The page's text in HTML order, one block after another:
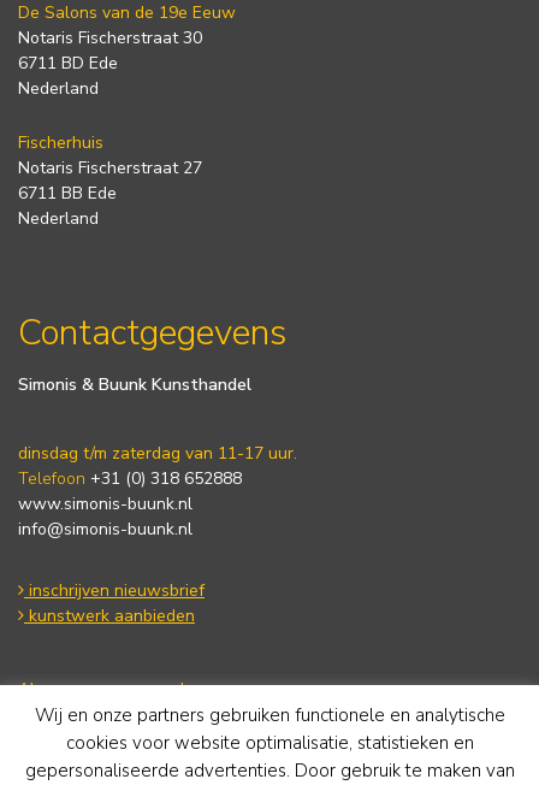
De Salons van de 19e Eeuw
Notaris Fischerstraat 30
6711 BD Ede
Nederland
Fischerhuis
Notaris Fischerstraat 27
6711 BB Ede
Nederland
Contactgegevens
Simonis & Buunk Kunsthandel
dinsdag t/m zaterdag van 11-17 uur.
Telefoon +31 (0) 318 652888
www.simonis-buunk.nl
info@simonis-buunk.nl
inschrijven nieuwsbrief
kunstwerk aanbieden
Algemene voorwaarden
Privacy statement
Cookie Policy
Disclaimer
Wij en onze partners gebruiken functionele en analytische
cookies voor website optimalisatie, statistieken en
gepersonaliseerde advertenties. Door gebruik te maken van